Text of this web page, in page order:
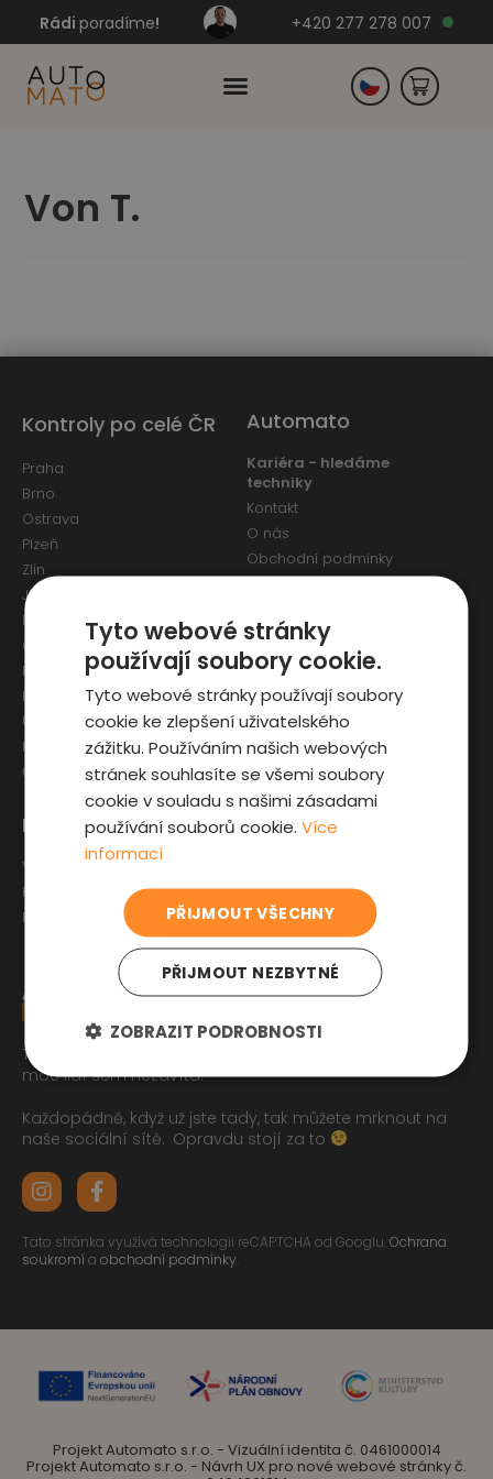
Rádi poradíme! +420 277 278 007
Von T.
Tak jste se pročetli až sem dolu jo? To zasluhuje respekt,
moc lidí sem nezavítá.
Každopádně, když už jste tady, tak můžete mrknout na
naše sociální sítě. Opravdu stojí za to
Tato stránka využívá technologii reCAPTCHA od Googlu.Ochrana
soukromía obchodní podmínky.
Pro zákazníky
Výběr auta
Fyzická kontrola auta
Prověrka historie
Zajímavosti
Kupní smlouva na auto
Jak registrovat auto
Sleva pro IZS
Automato
Kariéra - hledáme
techniky
Kontakt
O nás
Obchodní podmínky
Kontroly po celé ČR
Praha
Brno
Ostrava
Plzeň
Zlín
Jihlava
Liberec
Olomouc
Pardubice
Karlovy Vary
Ústí nad Labem
Hradec Králové
České Budějovice
Projekt Automato s.r.o. - Vizuální identita č. 0461000014
Projekt Automato s.r.o. - Návrh UX pro nové webové stránky č.
Tyto webové stránky
používají soubory cookie.
Tyto webové stránky používají soubory
cookie ke zlepšení uživatelského
zážitku. Používáním našich webových
stránek souhlasíte se všemi soubory
cookie v souladu s našimi zásadami
používání souborů cookie.Více
informací
PŘIJMOUT VŠECHNY
PŘIJMOUT NEZBYTNÉ
ZOBRAZIT PODROBNOSTI